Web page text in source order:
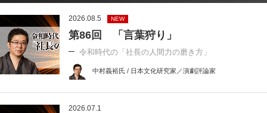
2026.08.5 NEW
第86回 「言葉狩り」
令和時代の「社長の人間力の磨き方」
中村義裕氏 / 日本文化研究家／演劇評論家
2026.07.1